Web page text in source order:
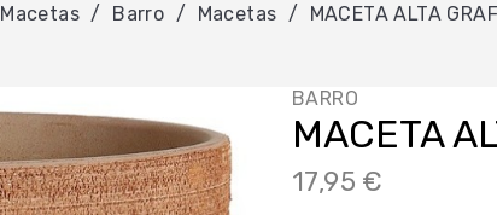
Macetas Barro Macetas MACETA ALTA
BARRO
MACETA
17,95 €